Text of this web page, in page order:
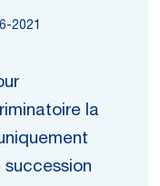
2021
la
succession